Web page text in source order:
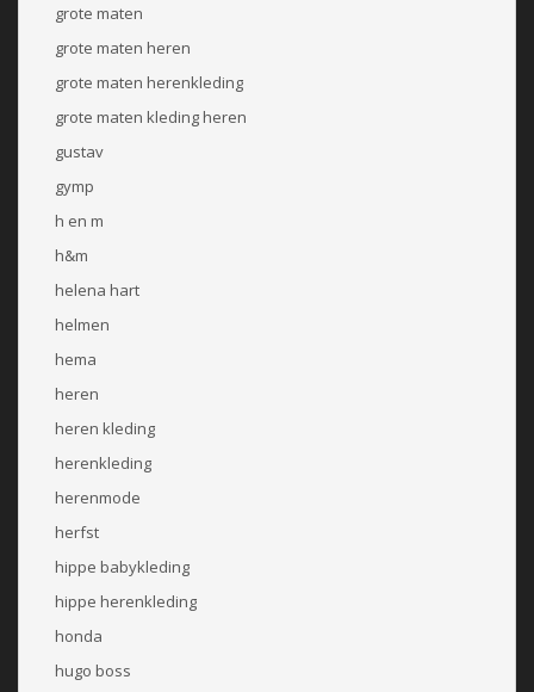
grote maten
grote maten heren
grote maten herenkleding
grote maten kleding heren
gustav
gymp
h en m
h&m
helena hart
helmen
hema
heren
heren kleding
herenkleding
herenmode
herfst
hippe babykleding
hippe herenkleding
honda
hugo boss